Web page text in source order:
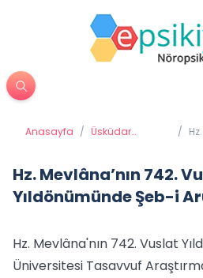
Anasayfa / Üsküdar
/
Hz. Mevlâna’nın 742.
Yıldönümünde Şeb-i
Hz. Mevlâna'nın 742. Vuslat
Üniversitesi Tasavvuf